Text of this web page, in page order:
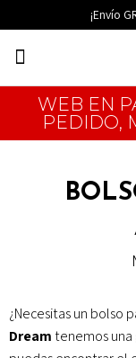
al
contenido
¡Envío
Menú
WEB EN
PEDIDO,
¿Necesitas un bolso
Dream tenemos una